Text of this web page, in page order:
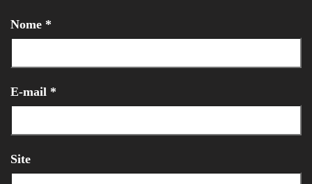
Nome *
E-mail *
Site